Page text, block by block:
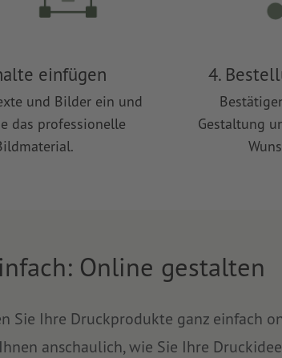
einfügen
und Bilder ein und
das professionelle
4.
Gestaltung
Online gestalten
Sie Ihre Druckprodukte ganz einfach
anschaulich, wie Sie Ihre